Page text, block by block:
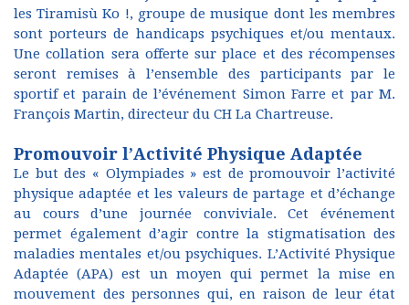
les Tiramisù Ko !, groupe de musique dont les membres
sont porteurs de handicaps psychiques et/ou mentaux.
Une collation sera offerte sur place et des récompenses
seront remises à l’ensemble des participants par le
sportif et parain de l’événement Simon Farre et par M.
François Martin, directeur du CH La Chartreuse.
Promouvoir l’Activité Physique Adaptée
Le but des « Olympiades » est de promouvoir l’activité
physique adaptée et les valeurs de partage et d’échange
au cours d’une journée conviviale. Cet événement
permet également d’agir contre la stigmatisation des
maladies mentales et/ou psychiques. L’Activité Physique
Adaptée (APA) est un moyen qui permet la mise en
mouvement des personnes qui, en raison de leur état